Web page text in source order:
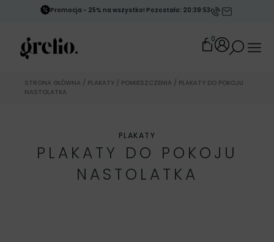
Promocja - 25% na wszystko! Pozostało: 20:39:51
0
STRONA GŁÓWNA / PLAKATY / POMIESZCZENIA / PLAKATY DO POKOJU
NASTOLATKA
PLAKATY
PLAKATY DO POKOJU
NASTOLATKA